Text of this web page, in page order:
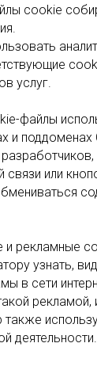
cookie
услуг.
файлы
и поддоменах
или
и рекламные
узнать,
в сети
рекламой,
также
деятельности.